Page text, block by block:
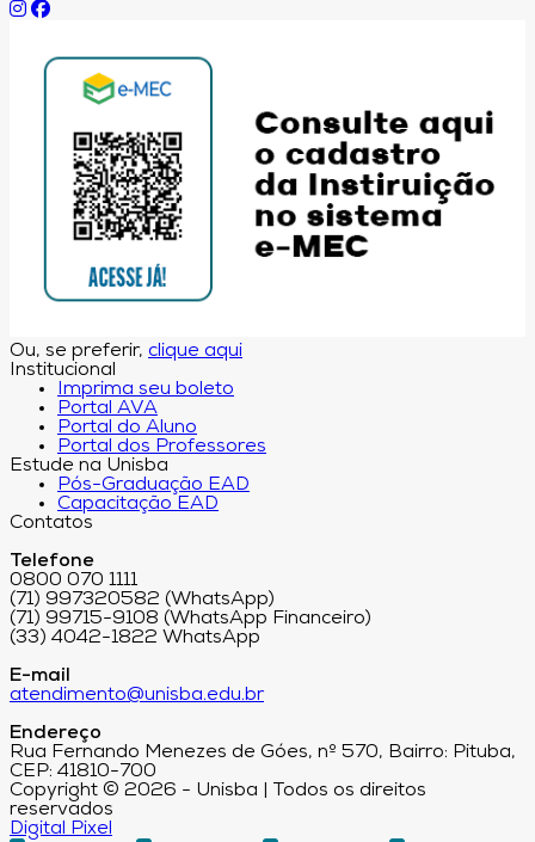
Ou, se preferir, clique aqui
Institucional
Imprima seu boleto
Portal AVA
Portal do Aluno
Portal dos Professores
Estude na Unisba
Pós-Graduação EAD
Capacitação EAD
Contatos
Telefone
0800 070 1111
(71) 997320582 (WhatsApp)
(71) 99715-9108 (WhatsApp Financeiro)
(33) 4042-1822 WhatsApp
E-mail
atendimento@unisba.edu.br
Endereço
Rua Fernando Menezes de Góes, nº 570, Bairro: Pituba,
CEP: 41810-700
Copyright © 2026 - Unisba | Todos os direitos
reservados
Digital Pixel